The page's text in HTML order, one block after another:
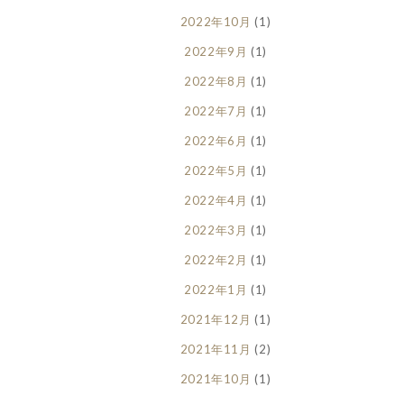
2022年10月 (1)
2022年9月 (1)
2022年8月 (1)
2022年7月 (1)
2022年6月 (1)
2022年5月 (1)
2022年4月 (1)
2022年3月 (1)
2022年2月 (1)
2022年1月 (1)
2021年12月 (1)
2021年11月 (2)
2021年10月 (1)